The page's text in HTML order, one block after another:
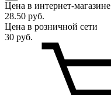
Цена в интернет-магазине
28.50 руб.
Цена в розничной сети
30 руб.